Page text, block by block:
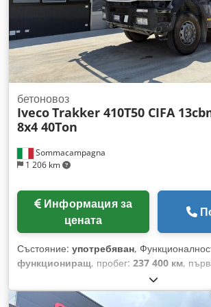
Sommacampagna
1 206 km
бетоновоз
IvecoTrakker 410T50 CIFA
8x4 40Ton
Информация за
цената
Състояние: употребяван,
функциониращ, пробег: 237 400 км,
, тегло без
максимално тегло на товара:24 032 кг,